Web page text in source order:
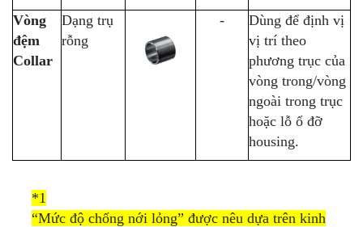
Vòng
đệm
Collar
Dạng trụ
rỗng
-
Dùng để định vị
vị trí theo
phương trục của
vòng trong/vòng
ngoài trong trục
hoặc lỗ ổ đỡ
housing.
*1
“Mức độ chống nới lỏng” được nêu dựa trên kinh